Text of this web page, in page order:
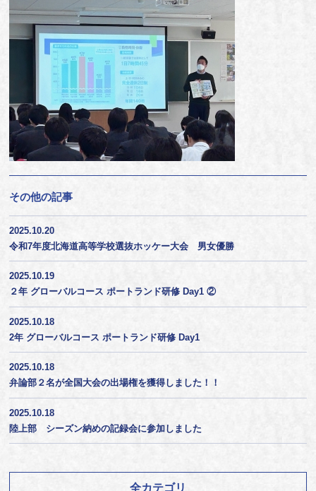
その他の記事
2025.10.20
令和7年度北海道高等学校選抜ホッケー大会 男女優勝
2025.10.19
２年 グローバルコース ポートランド研修 Day1 ②
2025.10.18
2年 グローバルコース ポートランド研修 Day1
2025.10.18
弁論部２名が全国大会の出場権を獲得しました！！
2025.10.18
陸上部 シーズン納めの記録会に参加しました
全カテゴリ